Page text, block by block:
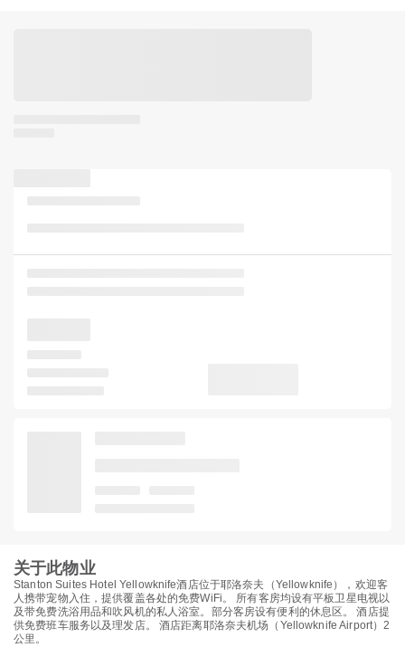
关于此物业
Stanton Suites Hotel Yellowknife酒店位于耶洛奈夫（Yellowknife），欢迎客
人携带宠物入住，提供覆盖各处的免费WiFi。 所有客房均设有平板卫星电视以
及带免费洗浴用品和吹风机的私人浴室。部分客房设有便利的休息区。 酒店提
供免费班车服务以及理发店。 酒店距离耶洛奈夫机场（Yellowknife Airport）2
公里。